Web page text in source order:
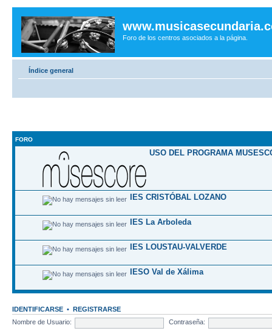
Foro de los centros asociados a la página.
Índice general
FORO
USO DEL PROGRAMA
IES CRISTÓBAL LOZANO
IES La Arboleda
IES LOUSTAU-VALVERDE
IESO Val de Xálima
IDENTIFICARSE • REGISTRARSE
Nombre de Usuario:
Contraseña: